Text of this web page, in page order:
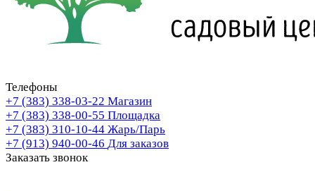
Телефоны
+7 (383) 338-03-22 Магазин
+7 (383) 338-00-55 Площадка
+7 (383) 310-10-44 Жарь/Парь
+7 (913) 940-00-46 Для заказов
Заказать звонок